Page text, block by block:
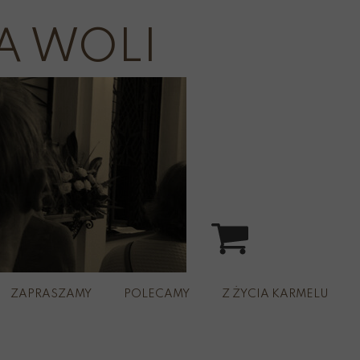
WOLI
ZAPRASZAMY POLECAMY Z ŻYCIA KARMELU